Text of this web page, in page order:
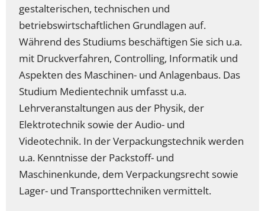
gestalterischen, technischen und
betriebswirtschaftlichen Grundlagen auf.
Während des Studiums beschäftigen Sie sich u.a.
mit Druckverfahren, Controlling, Informatik und
Aspekten des Maschinen- und Anlagenbaus. Das
Studium Medientechnik umfasst u.a.
Lehrveranstaltungen aus der Physik, der
Elektrotechnik sowie der Audio- und
Videotechnik. In der Verpackungstechnik werden
u.a. Kenntnisse der Packstoff- und
Maschinenkunde, dem Verpackungsrecht sowie
Lager- und Transporttechniken vermittelt.